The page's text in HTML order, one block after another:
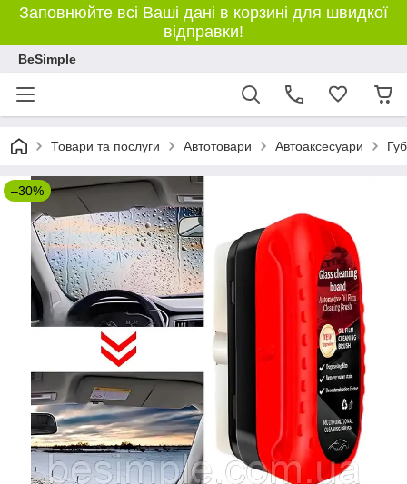
Заповнюйте всі Ваші дані в корзині для швидкої
відправки!
BeSimple
Товари та послуги Автотовари Автоаксесуари
–30%